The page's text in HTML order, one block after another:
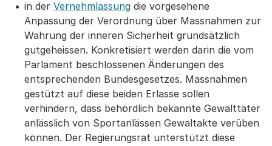
in der Vernehmlassung die vorgesehene
Anpassung der Verordnung über Massnahmen zur
Wahrung der inneren Sicherheit grundsätzlich
gutgeheissen. Konkretisiert werden darin die vom
Parlament beschlossenen Änderungen des
entsprechenden Bundesgesetzes. Massnahmen
gestützt auf diese beiden Erlasse sollen
verhindern, dass behördlich bekannte Gewalttäter
anlässlich von Sportanlässen Gewaltakte verüben
können. Der Regierungsrat unterstützt diese